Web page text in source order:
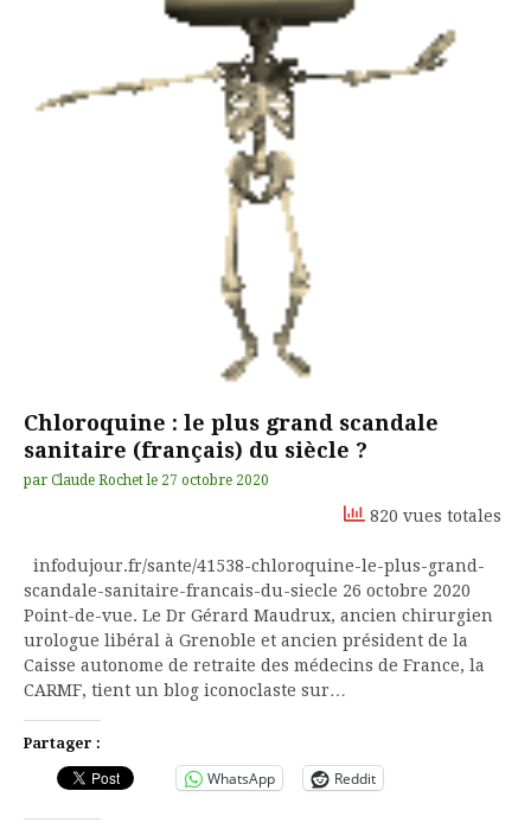
Chloroquine : le plus grand scandale
sanitaire (français) du siècle ?
par Claude Rochet le 27 octobre 2020
820 vues totales
infodujour.fr/sante/41538-chloroquine-le-plus-grand-
scandale-sanitaire-francais-du-siecle 26 octobre 2020
Point-de-vue. Le Dr Gérard Maudrux, ancien chirurgien
urologue libéral à Grenoble et ancien président de la
Caisse autonome de retraite des médecins de France, la
CARMF, tient un blog iconoclaste sur…
Partager :
WhatsApp Reddit